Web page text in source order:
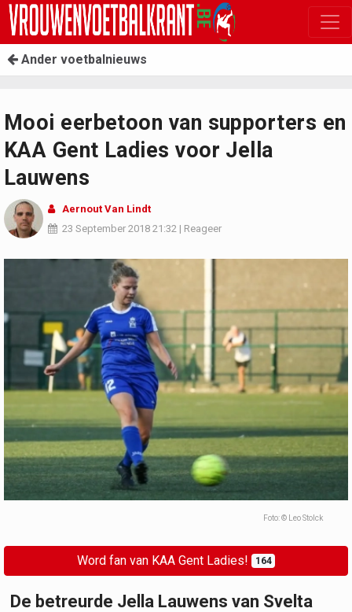
Ander voetbalnieuws
Mooi eerbetoon van supporters en
KAA Gent Ladies voor Jella
Lauwens
Aernout Van Lindt
23 September 2018 21:32 | Reageer
Foto: © Leo Stolck
Word fan van KAA Gent Ladies! 164
De betreurde Jella Lauwens van Svelta